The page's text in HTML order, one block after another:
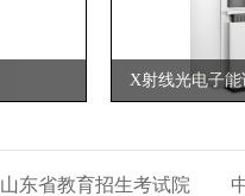
X射线光电子能
山东省教育招生考试院